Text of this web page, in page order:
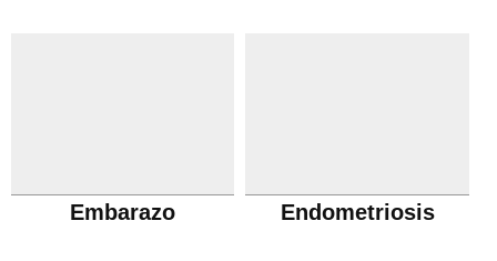
Embarazo Endometriosis